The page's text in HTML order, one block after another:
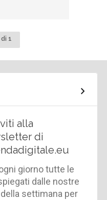
1
alla
di
giorno tutte le
dalle nostre
settimana per